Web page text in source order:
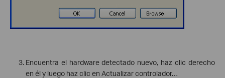
Encuentra el hardware detectado nuevo, haz clic derecho
en él y luego haz clic en Actualizar controlador…